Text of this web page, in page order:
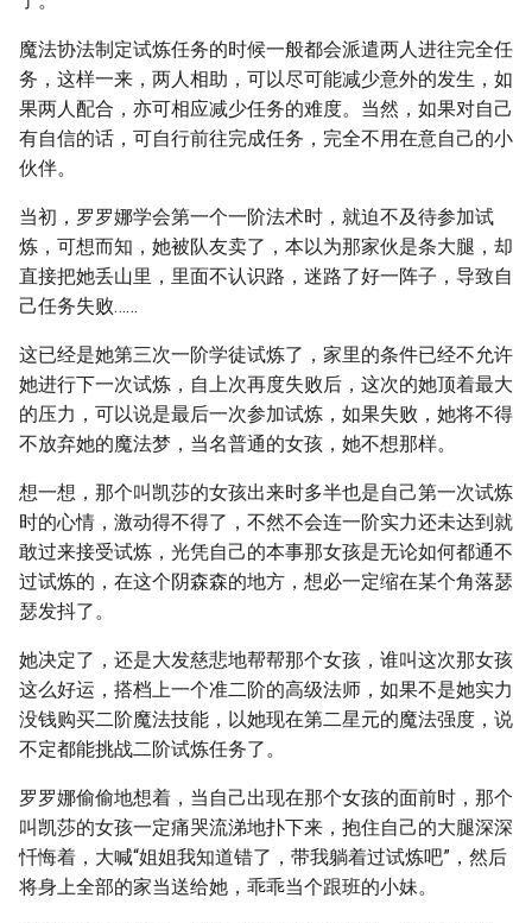
魔法协法制定试炼任务的时候一般都会派遣两人进往完全任
务，这样一来，两人相助，可以尽可能减少意外的发生，如
果两人配合，亦可相应减少任务的难度。当然，如果对自己
有自信的话，可自行前往完成任务，完全不用在意自己的小
伙伴。
当初，罗罗娜学会第一个一阶法术时，就迫不及待参加试
炼，可想而知，她被队友卖了，本以为那家伙是条大腿，却
直接把她丢山里，里面不认识路，迷路了好一阵子，导致自
己任务失败……
这已经是她第三次一阶学徒试炼了，家里的条件已经不允许
她进行下一次试炼，自上次再度失败后，这次的她顶着最大
的压力，可以说是最后一次参加试炼，如果失败，她将不得
不放弃她的魔法梦，当名普通的女孩，她不想那样。
想一想，那个叫凯莎的女孩出来时多半也是自己第一次试炼
时的心情，激动得不得了，不然不会连一阶实力还未达到就
敢过来接受试炼，光凭自己的本事那女孩是无论如何都通不
过试炼的，在这个阴森森的地方，想必一定缩在某个角落瑟
瑟发抖了。
她决定了，还是大发慈悲地帮帮那个女孩，谁叫这次那女孩
这么好运，搭档上一个准二阶的高级法师，如果不是她实力
没钱购买二阶魔法技能，以她现在第二星元的魔法强度，说
不定都能挑战二阶试炼任务了。
罗罗娜偷偷地想着，当自己出现在那个女孩的面前时，那个
叫凯莎的女孩一定痛哭流涕地扑下来，抱住自己的大腿深深
忏悔着，大喊“姐姐我知道错了，带我躺着过试炼吧”，然后
将身上全部的家当送给她，乖乖当个跟班的小妹。